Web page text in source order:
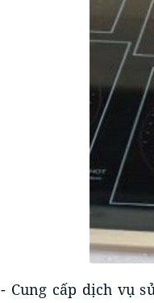
- Cung cấp dịch vụ